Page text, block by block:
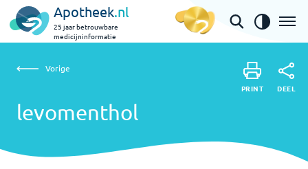
Apotheek.nl
25 jaar betrouwbare
medicijninformatie
levomenthol
Vorige
levomenthol
PRINT DEEL